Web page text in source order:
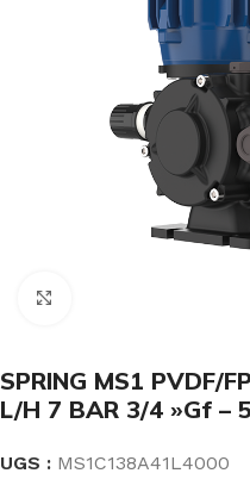
SPRING MS1 PVDF/
L/H 7 BAR 3/4 »Gf –
UGS : MS1C138A41L4000